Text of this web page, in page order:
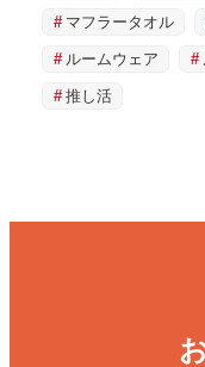
マフラータオル
ルームウェア
推し活